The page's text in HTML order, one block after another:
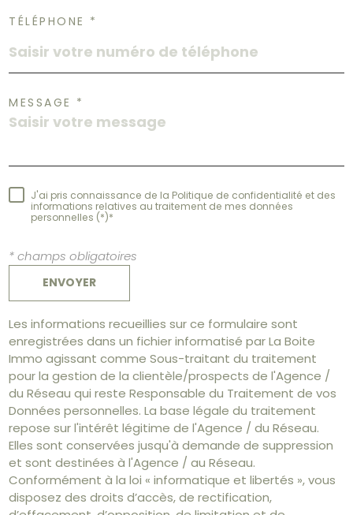
TÉLÉPHONE *
MESSAGE *
J'ai pris connaissance de la Politique de confidentialité et des
informations relatives au traitement de mes données
personnelles (*)*
* champs obligatoires
ENVOYER
Les informations recueillies sur ce formulaire sont
enregistrées dans un fichier informatisé par La Boite
Immo agissant comme Sous-traitant du traitement
pour la gestion de la clientèle/prospects de l'Agence /
du Réseau qui reste Responsable du Traitement de vos
Données personnelles. La base légale du traitement
repose sur l'intérêt légitime de l'Agence / du Réseau.
Elles sont conservées jusqu'à demande de suppression
et sont destinées à l'Agence / au Réseau.
Conformément à la loi « informatique et libertés », vous
disposez des droits d’accès, de rectification,